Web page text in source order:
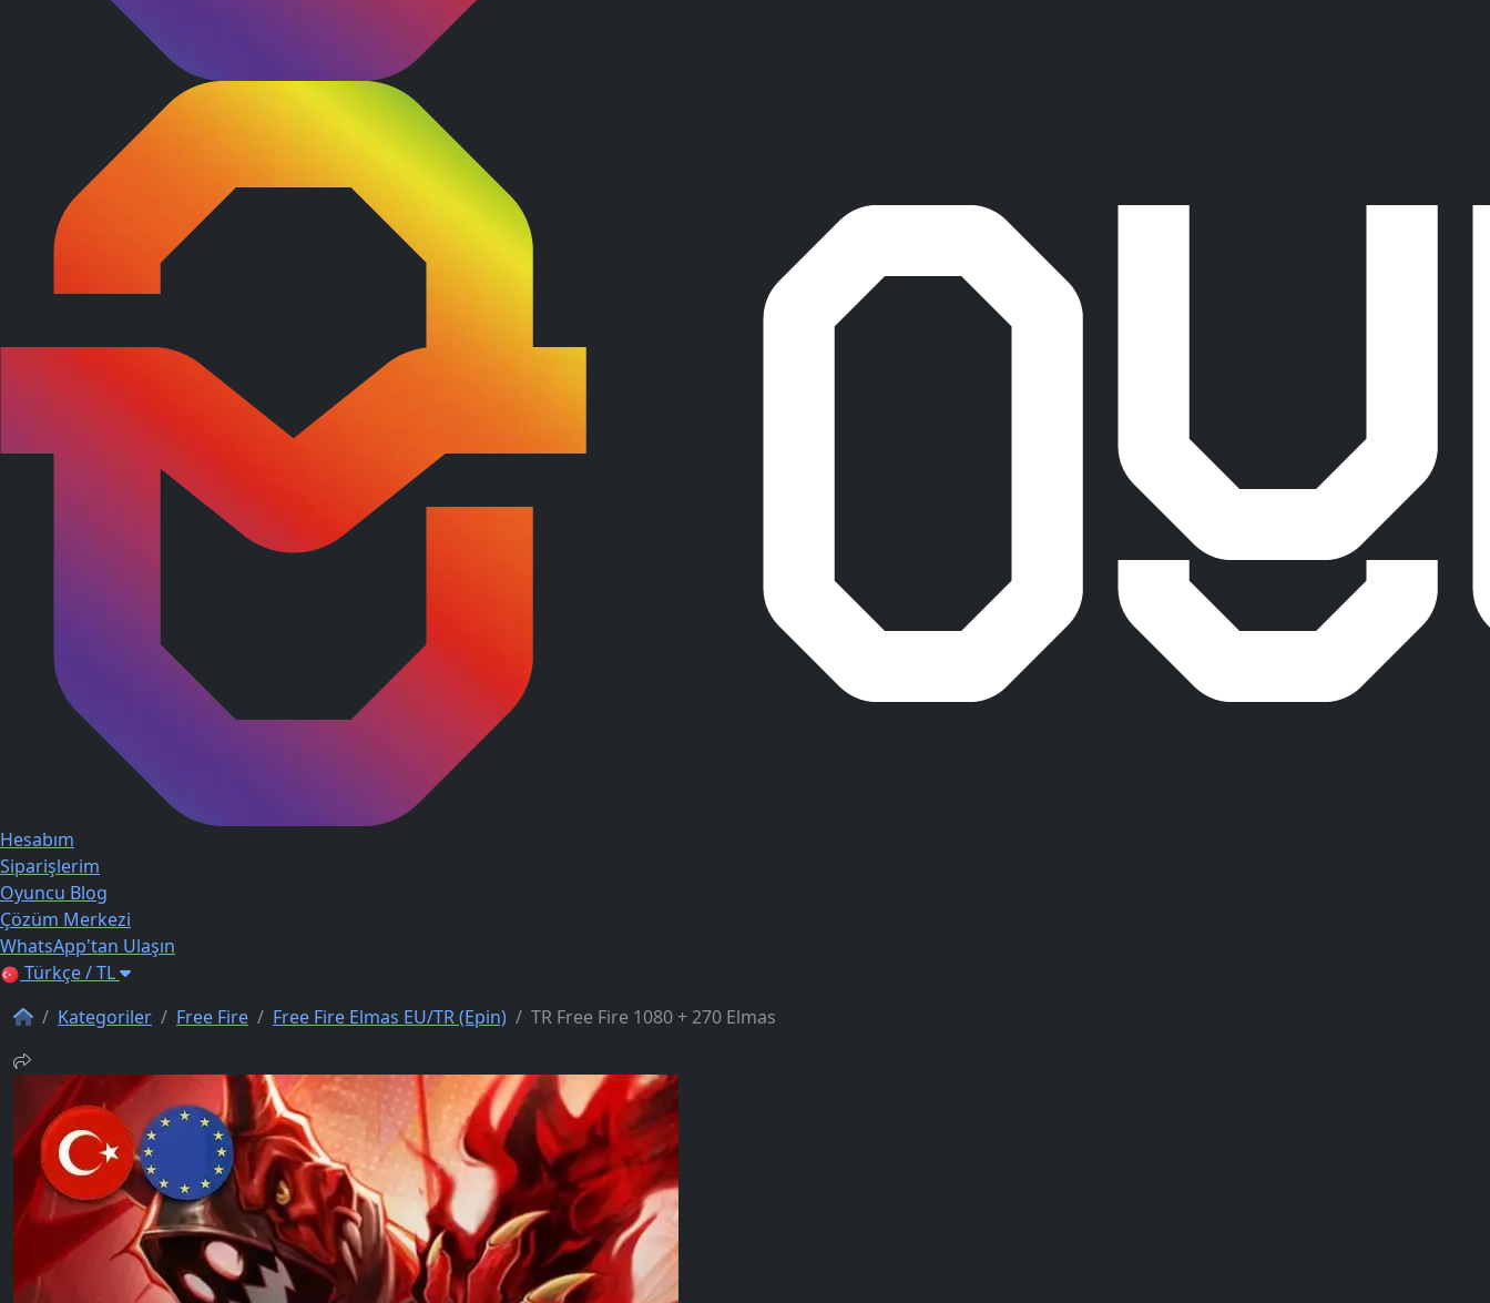
Hesabım
Siparişlerim
Oyuncu Blog
Çözüm Merkezi
WhatsApp'tan Ulaşın
Türkçe / TL
Kategoriler
Free Fire Free Fire Elmas EU/TR (Epin) TR Free Fire 1080 + 270 Elmas